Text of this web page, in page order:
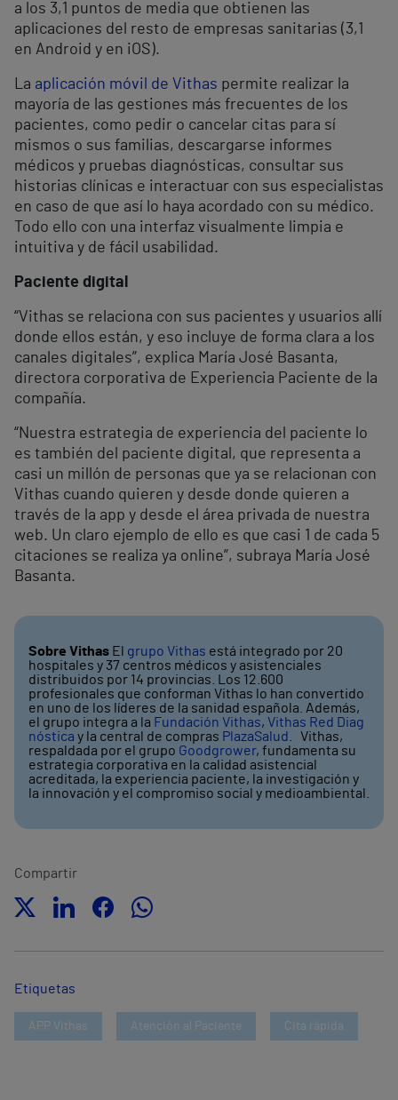
a los 3,1 puntos de media que obtienen las
aplicaciones del resto de empresas sanitarias (3,1
en Android y en iOS).
La aplicación móvil de Vithas permite realizar la
mayoría de las gestiones más frecuentes de los
pacientes, como pedir o cancelar citas para sí
mismos o sus familias, descargarse informes
médicos y pruebas diagnósticas, consultar sus
historias clínicas e interactuar con sus especialistas
en caso de que así lo haya acordado con su médico.
Todo ello con una interfaz visualmente limpia e
intuitiva y de fácil usabilidad.
Paciente digital
“Vithas se relaciona con sus pacientes y usuarios allí
donde ellos están, y eso incluye de forma clara a los
canales digitales”, explica María José Basanta,
directora corporativa de Experiencia Paciente de la
compañía.
“Nuestra estrategia de experiencia del paciente lo
es también del paciente digital, que representa a
casi un millón de personas que ya se relacionan con
Vithas cuando quieren y desde donde quieren a
través de la app y desde el área privada de nuestra
web. Un claro ejemplo de ello es que casi 1 de cada 5
citaciones se realiza ya online”, subraya María José
Basanta.
Sobre Vithas El grupo Vithas está integrado por 20
hospitales y 37 centros médicos y asistenciales
distribuidos por 14 provincias. Los 12.600
profesionales que conforman Vithas lo han convertido
en uno de los líderes de la sanidad española. Además,
el grupo integra a la Fundación Vithas, Vithas Red Diag
nóstica y la central de compras PlazaSalud
. Vithas,
respaldada por el grupo Goodgrower, fundamenta su
estrategia corporativa en la calidad asistencial
acreditada, la experiencia paciente, la investigación y
la innovación y el compromiso social y medioambiental.
Compartir
Etiquetas
APP Vithas Atención al Paciente Cita rápida